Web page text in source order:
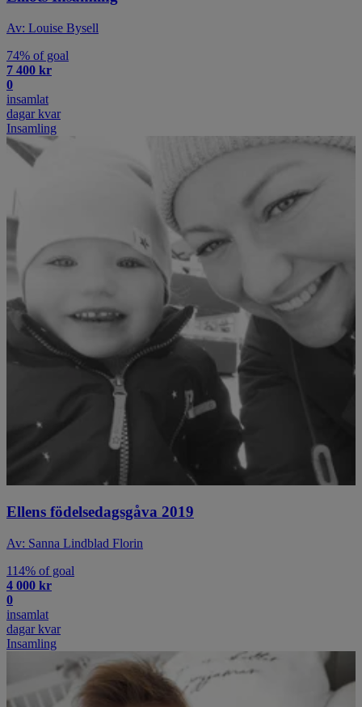
Av: Louise Bysell
74% of goal
7 400 kr
0
insamlat
dagar kvar
Insamling
Ellens födelsedagsgåva 2019
Av: Sanna Lindblad Florin
114% of goal
4 000 kr
0
insamlat
dagar kvar
Insamling